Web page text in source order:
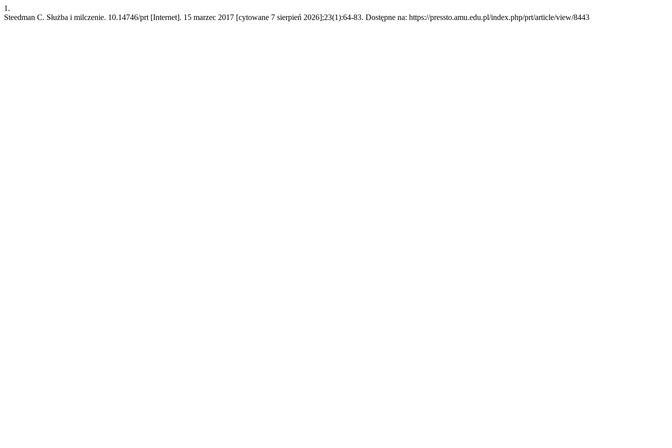
1.
Steedman C. Służba i milczenie. 10.14746/prt [Internet]. 15 marzec 2017 [cytowane 7 sierpień 2026];23(1):64-83. Dostępne na: https://pressto.amu.edu.pl/index.php/prt/article/view/8443